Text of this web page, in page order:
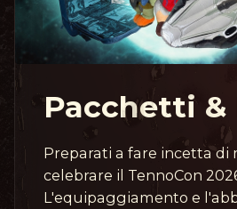
Pacchetti &
Preparati a fare incetta di
celebrare il TennoCon
L'equipaggiamento e